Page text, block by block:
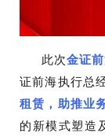
此次金证
证前海执行总
租赁，助推业
的新模式塑造